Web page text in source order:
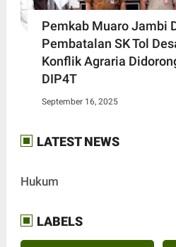
Pemkab Muaro Jambi
Pembatalan SK Tol
Konflik Agraria
DIP4T
September 16, 2025
LATEST NEWS
Hukum
LABELS